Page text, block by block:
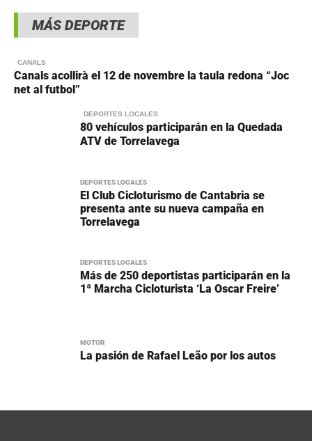
MÁS DEPORTE
CANALS
Canals acollirà el 12 de novembre la taula redona “Joc
net al futbol”
DEPORTES LOCALES
80 vehículos participarán en la Quedada
ATV de Torrelavega
DEPORTES LOCALES
El Club Cicloturismo de Cantabria se
presenta ante su nueva campaña en
Torrelavega
DEPORTES LOCALES
Más de 250 deportistas participarán en la
1ª Marcha Cicloturista ‘La Oscar Freire’
MOTOR
La pasión de Rafael Leão por los autos